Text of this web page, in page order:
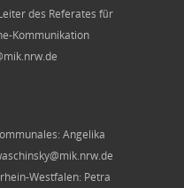
des Referates für
Kommunikation
Angelika
Westfalen: Petra